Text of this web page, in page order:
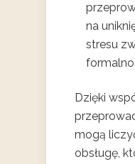
na
stresu
Dzięki
mogą
obsługę,